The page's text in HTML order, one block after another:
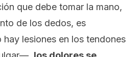
que debe tomar la mano,
de los dedos, es
hay lesiones en los tendones